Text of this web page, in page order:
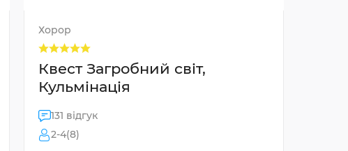
Хорор
Квест Загробний світ,
Кульмінація
131 відгук
2-4(8)